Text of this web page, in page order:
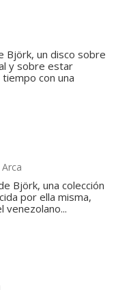
Björk, un disco sobre
y sobre estar
con una
Björk, una colección
por ella misma,
venezolano...